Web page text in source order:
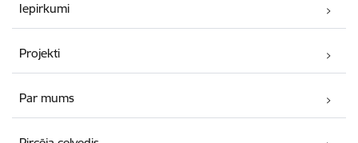
Iepirkumi
Projekti
Par mums